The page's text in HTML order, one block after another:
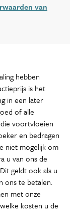
van
hebben
is het
in een later
of alle
die voortvloeien
en bedragen
niet mogelijk om
u van ons de
geldt ook als u
ons te betalen.
met onze
kosten u de